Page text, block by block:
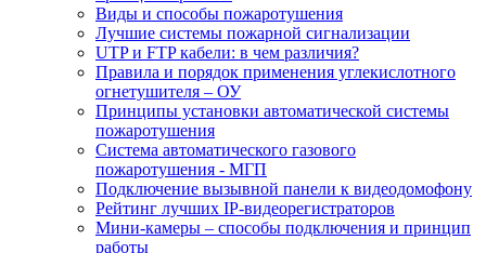
Виды и способы пожаротушения
Лучшие системы пожарной сигнализации
UTP и FTP кабели: в чем различия?
Правила и порядок применения углекислотного
огнетушителя – ОУ
Принципы установки автоматической системы
пожаротушения
Система автоматического газового
пожаротушения - МГП
Подключение вызывной панели к видеодомофону
Рейтинг лучших IP-видеорегистраторов
Мини-камеры – способы подключения и принцип
работы